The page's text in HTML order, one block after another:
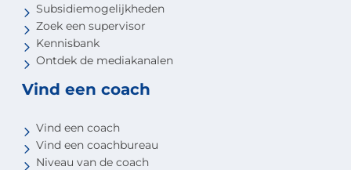
Subsidiemogelijkheden
Zoek een supervisor
Kennisbank
Ontdek de mediakanalen
Vind een coach
Vind een coach
Vind een coachbureau
Niveau van de coach